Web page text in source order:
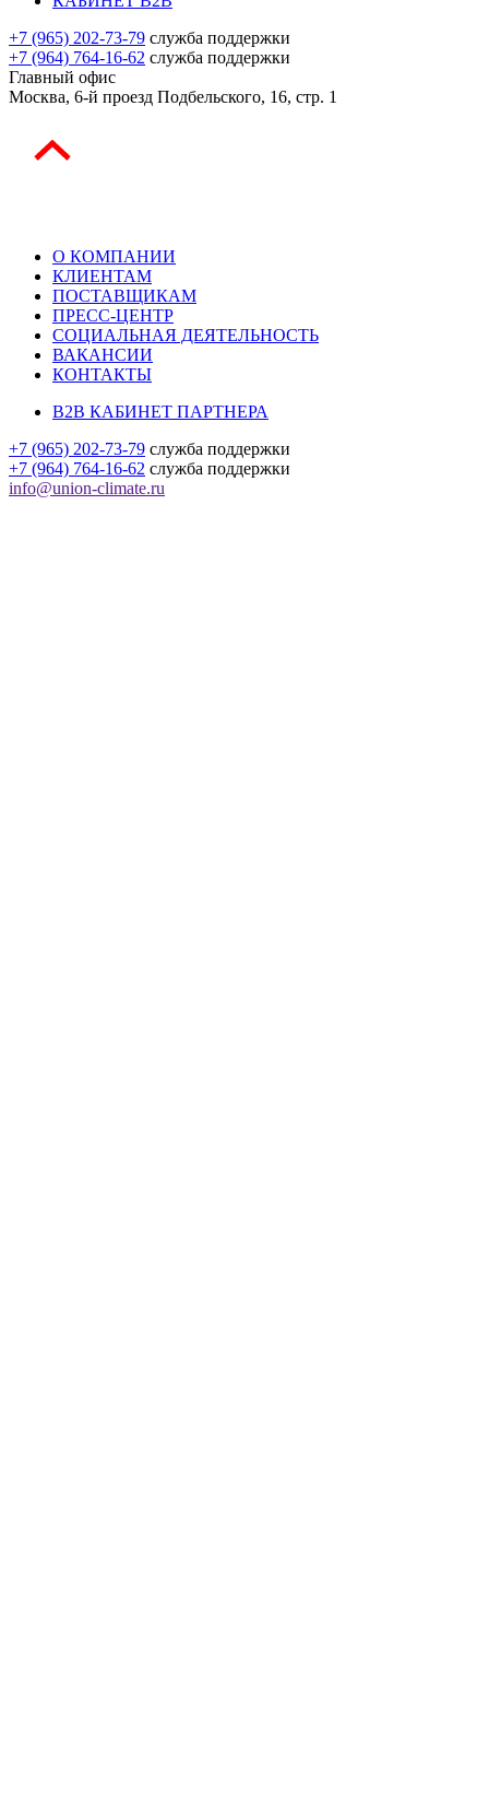
+7 (965) 202-73-79 служба поддержки
+7 (964) 764-16-62 служба поддержки
Главный офис
Москва, 6-й проезд Подбельского, 16, стр. 1
О КОМПАНИИ
КЛИЕНТАМ
ПОСТАВЩИКАМ
ПРЕСС-ЦЕНТР
СОЦИАЛЬНАЯ ДЕЯТЕЛЬНОСТЬ
ВАКАНСИИ
КОНТАКТЫ
B2B КАБИНЕТ ПАРТНЕРА
+7 (965) 202-73-79 служба поддержки
+7 (964) 764-16-62 служба поддержки
info@union-climate.ru